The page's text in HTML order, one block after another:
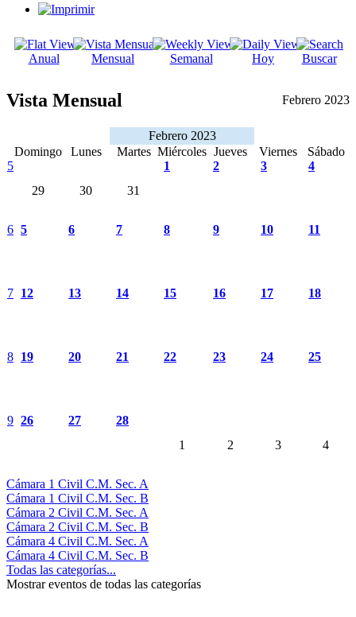
Anual Mensual Semanal Hoy Buscar
Vista Mensual Febrero 2023
Febrero 2023
Domingo
Lunes Martes Miércoles Jueves Viernes
Sábado
5
29
30 31
1 2 3 4
6 5 6 7 8 9 10 11
7 12 13 14 15 16 17 18
8 19 20 21 22 23 24 25
9 26 27
28
1
2 3 4
Cámara 1 Civil C.M. Sec. A
Cámara 1 Civil C.M. Sec. B
Cámara 2 Civil C.M. Sec. A
Cámara 2 Civil C.M. Sec. B
Cámara 4 Civil C.M. Sec. A
Cámara 4 Civil C.M. Sec. B
Todas las categorías...
Mostrar eventos de todas las categorías